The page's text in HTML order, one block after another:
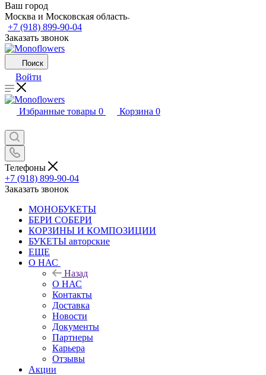
Ваш город
Москва и Московская область
+7 (918) 899-90-04
Заказать звонок
Поиск
Войти
Избранные товары 0 Корзина 0
Телефоны
+7 (918) 899-90-04
Заказать звонок
МОНОБУКЕТЫ
БЕРИ СОБЕРИ
КОРЗИНЫ И КОМПОЗИЦИИ
БУКЕТЫ авторские
ЕЩЕ
О НАС
Назад
О НАС
Контакты
Доставка
Новости
Документы
Партнеры
Карьера
Отзывы
Акции